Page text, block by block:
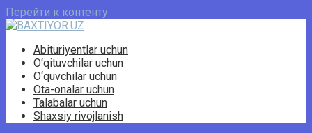
Перейти к контенту
Abituriyentlar uchun
O‘qituvchilar uchun
O‘quvchilar uchun
Ota-onalar uchun
Talabalar uchun
Shaxsiy rivojlanish